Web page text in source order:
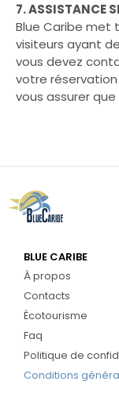
7. ASSISTANCE
Blue Caribe met
visiteurs ayant
vous devez
votre
vous assurer
BLUE CARIBE
À propos
Contacts
Écotourisme
Faq
Politique de
Conditions